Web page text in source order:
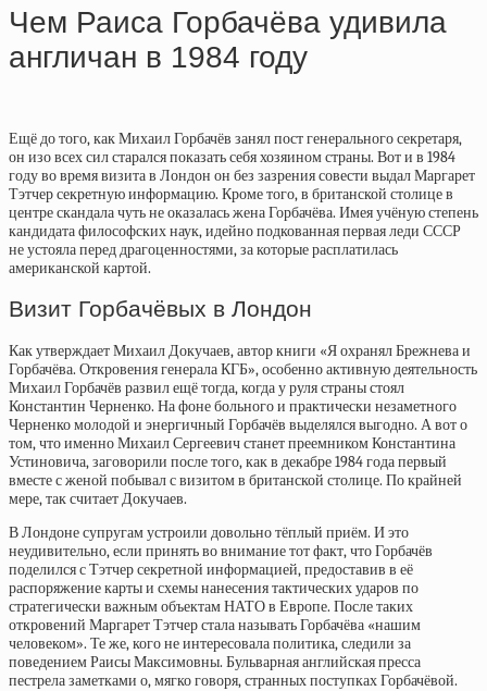
Чем Раиса Горбачёва удивила
англичан в 1984 году
Ещё до того, как Михаил Горбачёв занял пост генерального секретаря,
он изо всех сил старался показать себя хозяином страны. Вот и в 1984
году во время визита в Лондон он без зазрения совести выдал Маргарет
Тэтчер секретную информацию. Кроме того, в британской столице в
центре скандала чуть не оказалась жена Горбачёва. Имея учёную степень
кандидата философских наук, идейно подкованная первая леди СССР
не устояла перед драгоценностями, за которые расплатилась
американской картой.
Визит Горбачёвых в Лондон
Как утверждает Михаил Докучаев, автор книги «Я охранял Брежнева и
Горбачёва. Откровения генерала КГБ», особенно активную деятельность
Михаил Горбачёв развил ещё тогда, когда у руля страны стоял
Константин Черненко. На фоне больного и практически незаметного
Черненко молодой и энергичный Горбачёв выделялся выгодно. А вот о
том, что именно Михаил Сергеевич станет преемником Константина
Устиновича, заговорили после того, как в декабре 1984 года первый
вместе с женой побывал с визитом в британской столице. По крайней
мере, так считает Докучаев.
В Лондоне супругам устроили довольно тёплый приём. И это
неудивительно, если принять во внимание тот факт, что Горбачёв
поделился с Тэтчер секретной информацией, предоставив в её
распоряжение карты и схемы нанесения тактических ударов по
стратегически важным объектам НАТО в Европе. После таких
откровений Маргарет Тэтчер стала называть Горбачёва «нашим
человеком». Те же, кого не интересовала политика, следили за
поведением Раисы Максимовны. Бульварная английская пресса
пестрела заметками о, мягко говоря, странных поступках Горбачёвой.